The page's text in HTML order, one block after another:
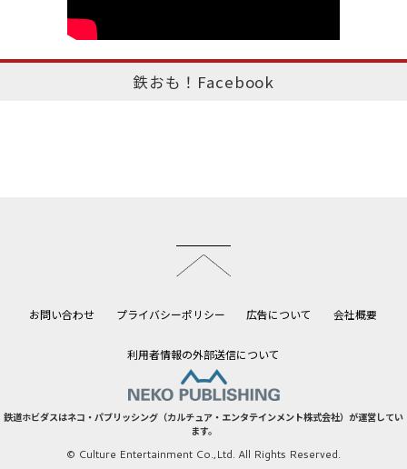
鉄おも！Facebook
お問い合わせ プライバシーポリシー 広告について 会社概要
利用者情報の外部送信について
鉄道ホビダスはネコ・パブリッシング（カルチュア・エンタテインメント株式会社）が運営してい
ます。
© Culture Entertainment Co.,Ltd. All Rights Reserved.